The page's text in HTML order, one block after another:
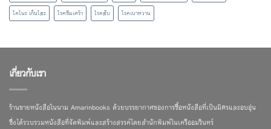
โคโนะ เก็นโตะ
โรคซึมเศร้า โรคตับ โรคเบาหวาน
เกี่ยวกับเรา
ร้านขายหนังสือในนาม Amarinbooks ด้วยบรรยากาศของการซื้อหนังสือที่เป็นมิตรและอบอุ่น
ซึ่งได้รวบรวมหนังสือที่จัดพิมพ์และสร้างสรรค์โดยสำนักพิมพ์ในเครืออมรินทร์